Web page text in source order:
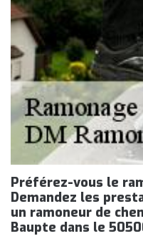
Préférez-vous le
Demandez les
un ramoneur de
Baupte dans le